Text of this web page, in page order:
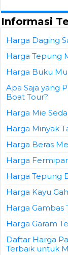
Informasi
Harga Daging
Harga Tepung
Harga Buku
Apa Saja yang
Boat Tour?
Harga Mie
Harga Minyak
Harga Beras
Harga
Harga Tepung
Harga Kayu
Harga Gambas
Harga Garam
Daftar Harga
Terbaik untuk